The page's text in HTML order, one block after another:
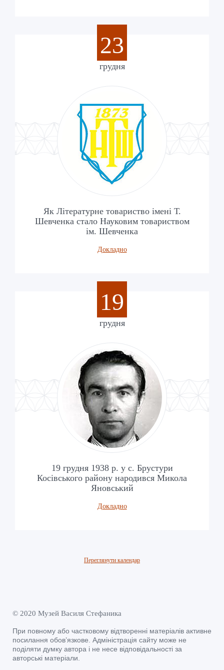
23
грудня
Як Літературне товариство імені Т.
Шевченка стало Науковим товариством
ім. Шевченка
Докладно
19
грудня
19 грудня 1938 р. у с. Брустури
Косівського району народився Микола
Яновський
Докладно
Переглянути календар
© 2020 Музей Василя Стефаника
При повному або частковому відтворенні матеріалів активне
посилання обов’язкове. Адміністрація сайту може не
поділяти думку автора і не несе відповідальності за
авторські матеріали.